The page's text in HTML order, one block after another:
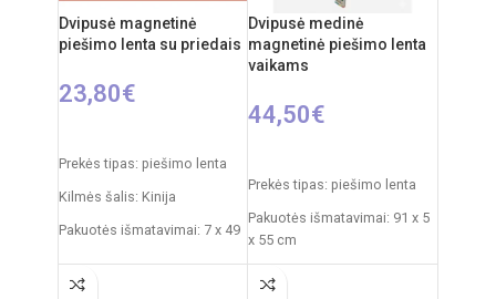
Elementai: 2 x AA
(nepridedamos)
Dvipusė magnetinė
piešimo lenta su priedais
23,80€
Prekės tipas: piešimo lenta
Kilmės šalis: Kinija
Pakuotės išmatavimai: 7 x 49
Produkto išmatavimai: 33,5 x
Dvipusė medinė
magnetinė piešimo lenta
vaikams
44,50€
Prekės tipas: piešimo lenta
Pakuotės išmatavimai: 91 x 5
x 55 cm
53 x 45 cm